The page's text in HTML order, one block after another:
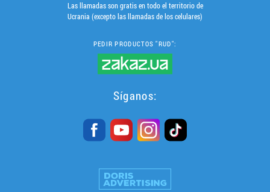
Las llamadas son gratis en todo el territorio de
Ucrania (excepto las llamadas de los celulares)
PEDIR PRODUCTOS "RUD":
Síganos: